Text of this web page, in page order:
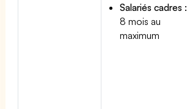
Salariés cadres :
8 mois au
maximum